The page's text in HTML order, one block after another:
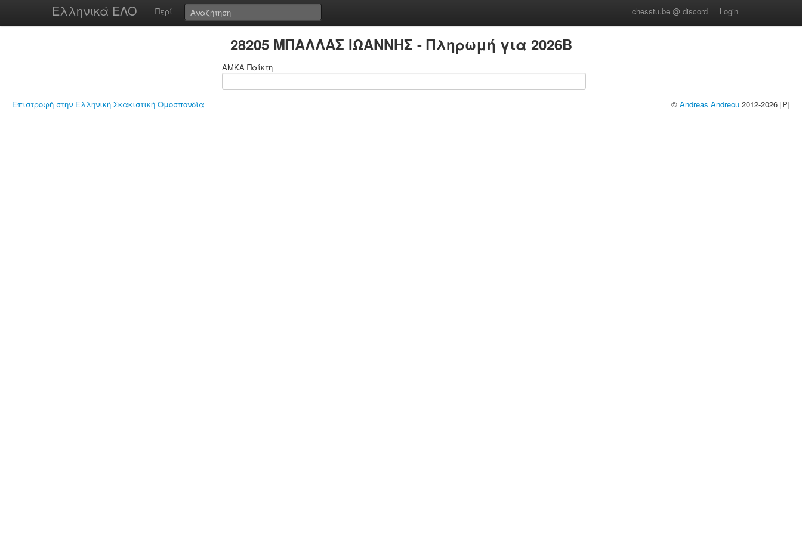
Ελληνικά ΕΛΟ Περί chesstu.be @ discord Login
28205 ΜΠΑΛΛΑΣ ΙΩΑΝΝΗΣ - Πληρωμή για 2026B
ΑΜΚΑ Παίκτη
Επιστροφή στην Ελληνική Σκακιστική Ομοσπονδία © Andreas Andreou 2012-2026 [P]